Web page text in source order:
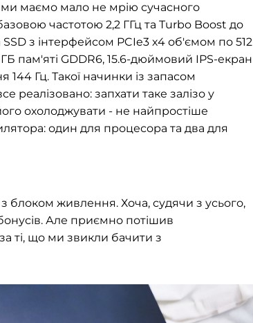
маємо мало не мрію сучасного
частотою 2,2 ГГц та Turbo Boost до
з інтерфейсом PCIe3 х4 об'ємом по 512
пам'яті GDDR6, 15.6-дюймовий IPS-екран
144 Гц. Такої начинки із запасом
реалізовано: запхати таке залізо у
охолоджувати - не найпростіше
один для процесора та два для
блоком живлення. Хоча, судячи з усього,
Але приємно потішив
ті, що ми звикли бачити з